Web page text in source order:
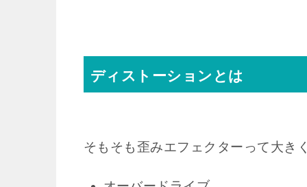
ディストーションとは
そもそも歪みエフェクターって大き